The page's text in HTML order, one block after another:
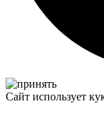
Сайт использует